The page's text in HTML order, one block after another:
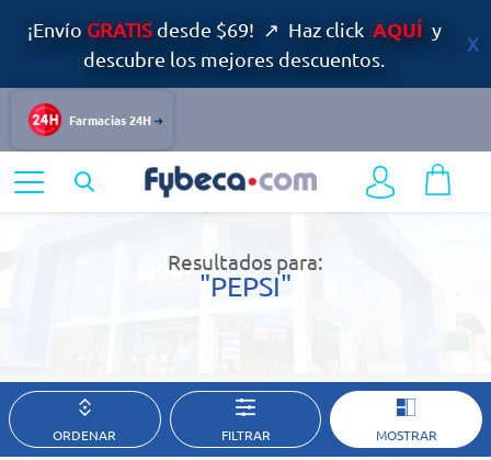
¡Envío GRATISdesde $69! ↗ Haz click AQUÍ y
descubre los mejores descuentos.
Farmacias 24H
Resultados de búsqueda
Resultados para:
"PEPSI"
ORDENAR FILTRAR MOSTRAR